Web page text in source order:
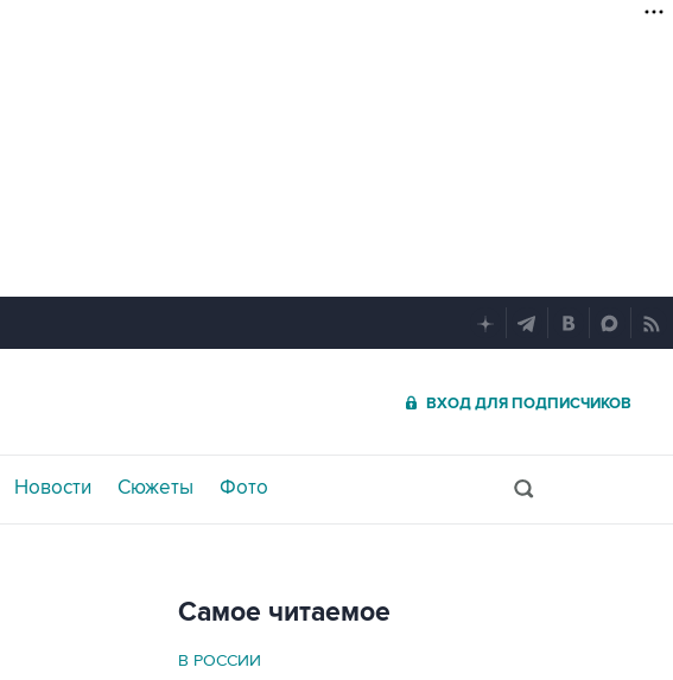
ВХОД ДЛЯ ПОДПИСЧИКОВ
Новости Сюжеты Фото
Самое читаемое
В РОССИИ